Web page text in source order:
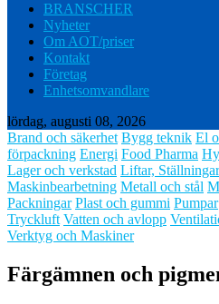
BRANSCHER
Nyheter
Om AOT/priser
Kontakt
Företag
Enhetsomvandlare
lördag, augusti 08, 2026
Brand och säkerhet Bygg teknik El
förpackning Energi Food Pharma
Lager och verkstad Liftar,
Maskinbearbetning Metall och stål
Packningar Plast och gummi Pumpar
Tryckluft Vatten och avlopp
Verktyg och Maskiner
Färgämnen och